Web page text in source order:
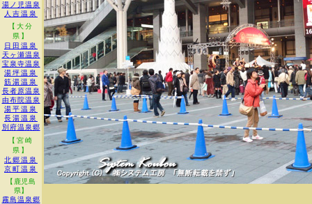
湯ノ児温泉
人吉温泉
【大分
県】
日田温泉
天ヶ瀬温泉
宝泉寺温泉
湯坪温泉
筋湯温泉
長者原温泉
由布院温泉
湯平温泉
長湯温泉
別府温泉郷
【宮崎
県】
北郷温泉
京町温泉
【鹿児島
県】
霧島温泉郷